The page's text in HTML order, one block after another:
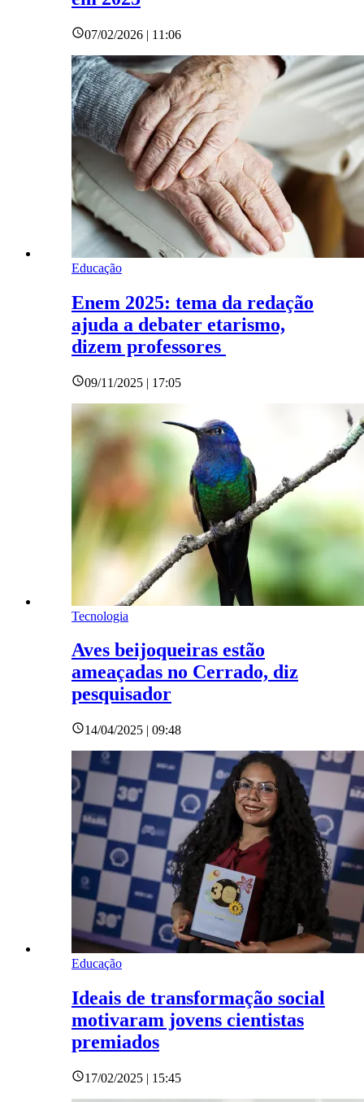
07/02/2026 | 11:06
Educação
Enem 2025: tema da redação
ajuda a debater etarismo,
dizem professores
09/11/2025 | 17:05
Tecnologia
Aves beijoqueiras estão
ameaçadas no Cerrado, diz
pesquisador
14/04/2025 | 09:48
Educação
Ideais de transformação social
motivaram jovens cientistas
premiados
17/02/2025 | 15:45